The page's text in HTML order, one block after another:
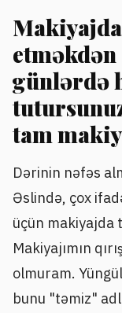
günlərdə
tam
Dərinin nəfəs
Əslində, çox
üçün makiyajda
Makiyajımın
olmuram.
bunu "təmiz"